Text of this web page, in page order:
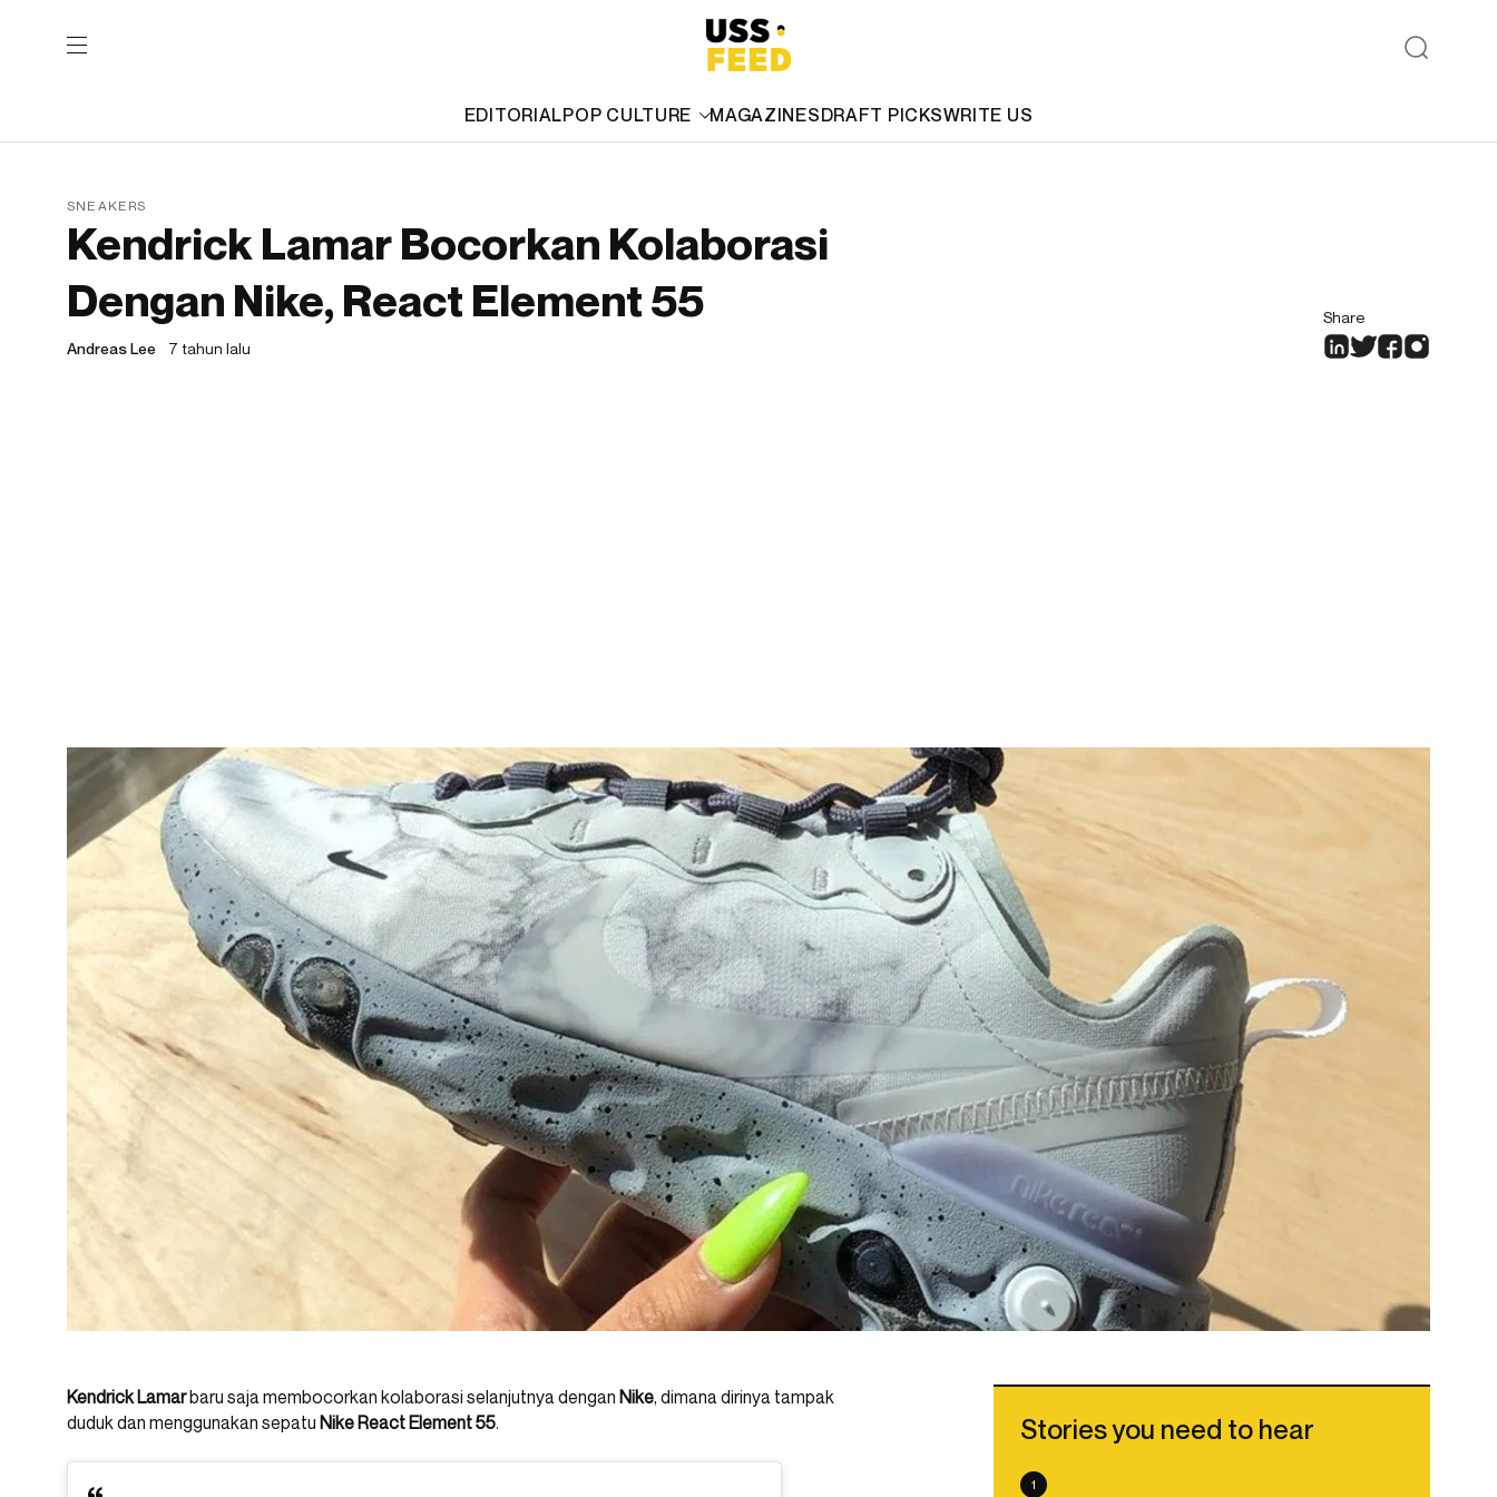
EDITORIALPOP CULTURE MAGAZINESDRAFT PICKSWRITE US
SNEAKERS
Kendrick Lamar Bocorkan Kolaborasi
Dengan Nike, React Element 55
Andreas Lee 7 tahun lalu
Share
Kendrick Lamarbaru saja membocorkan kolaborasi selanjutnya dengan Nike, dimana dirinya tampak
duduk dan menggunakan sepatu Nike React Element 55. Stories you need to hear
1